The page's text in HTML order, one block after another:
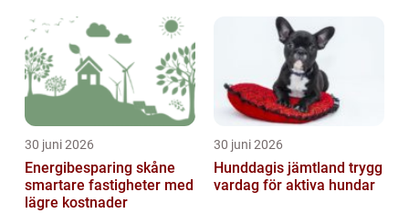
30 juni 2026
Energibesparing skåne
smartare fastigheter med
lägre kostnader
30 juni 2026
Hunddagis jämtland trygg
vardag för aktiva hundar